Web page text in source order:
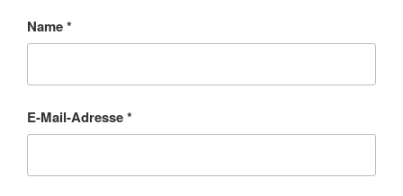
Name*
E-Mail-Adresse*